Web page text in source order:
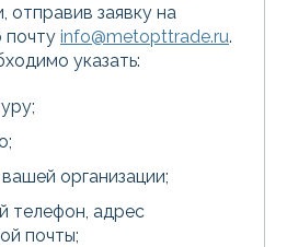
отправив заявку на
почту info@metopttrade.ru.
указать:
организации;
телефон, адрес
почты;